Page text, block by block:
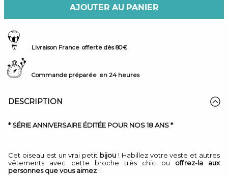
AJOUTER AU PANIER
Livraison France offerte dès 80€
Commande préparée en 24 heures
DESCRIPTION
* SÉRIE ANNIVERSAIRE ÉDITÉE POUR NOS 18 ANS *
Cet oiseau est un vrai petit bijou ! Habillez votre veste et autres
vêtements avec cette broche très chic ou offrez-la aux
personnes que vous aimez !